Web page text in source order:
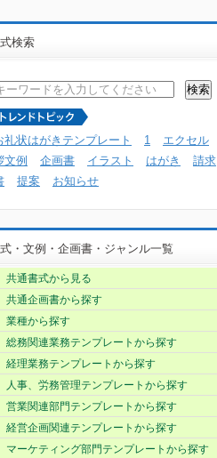
検索
礼状はがきテンプレート 1 エクセル
文例
企画書 イラスト はがき
請求
提案 お知らせ
・文例・企画書・ジャンル一覧
共通書式から見る
共通企画書から探す
業種から探す
総務関連業務テンプレートから探す
経理業務テンプレートから探す
人事、労務管理テンプレートから探す
営業関連部門テンプレートから探す
経営企画関連テンプレートから探す
マーケティング部門テンプレートから探す